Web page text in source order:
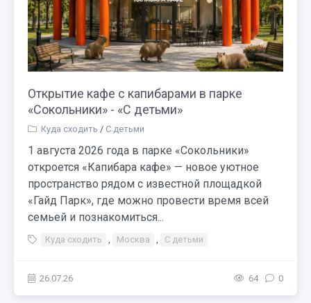
Открытие кафе с капибарами в парке
«Сокольники» - «С детьми»
Куда сходить / С детьми
1 августа 2026 года в парке «Сокольники»
откроется «Капибара кафе» — новое уютное
пространство рядом с известной площадкой
«Гайд Парк», где можно провести время всей
семьей и познакомиться...
Куда сходить , Москва , С детьми
26.07.26 64 0